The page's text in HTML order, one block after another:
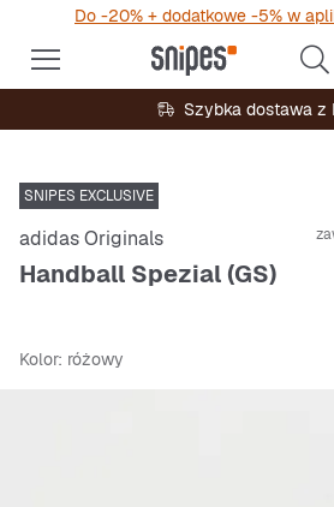
Do -20% + dodatkowe -5% w
Szybka dostawa z
SNIPES EXCLUSIVE
adidas Originals
Handball Spezial (GS)
Kolor: różowy